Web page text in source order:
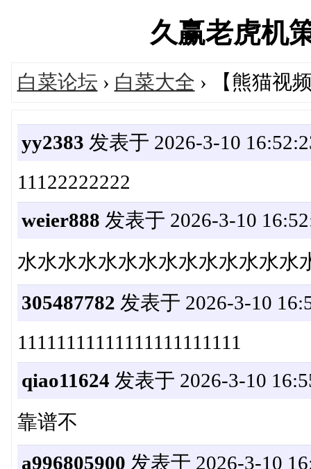
久赢老虎机
白菜论坛 › 白菜大全 › 【熊猫视
yy2383 发表于 2026-3-10
11122222222
weier888 发表于 2026-3-10
水水水水水水水水水水水水水水
305487782 发表于 2026-3-10
11111111111111111111111
qiao11624 发表于 2026-3-10
靠谱不
a996805900 发表于 2026-3-10